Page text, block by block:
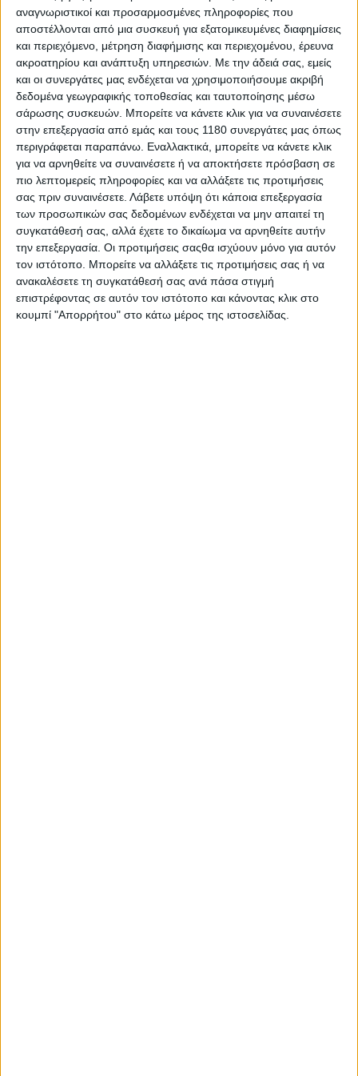
αναγνωριστικοί και προσαρμοσμένες πληροφορίες που
αποστέλλονται από μια συσκευή για εξατομικευμένες διαφημίσεις
και περιεχόμενο, μέτρηση διαφήμισης και περιεχομένου, έρευνα
ακροατηρίου και ανάπτυξη υπηρεσιών. Με την άδειά σας, εμείς
και οι συνεργάτες μας ενδέχεται να χρησιμοποιήσουμε ακριβή
δεδομένα γεωγραφικής τοποθεσίας και ταυτοποίησης μέσω
σάρωσης συσκευών. Μπορείτε να κάνετε κλικ για να συναινέσετε
στην επεξεργασία από εμάς και τους 1180 συνεργάτες μας όπως
περιγράφεται παραπάνω. Εναλλακτικά, μπορείτε να κάνετε κλικ
για να αρνηθείτε να συναινέσετε ή να αποκτήσετε πρόσβαση σε
πιο λεπτομερείς πληροφορίες και να αλλάξετε τις προτιμήσεις
σας πριν συναινέσετε. Λάβετε υπόψη ότι κάποια επεξεργασία
των προσωπικών σας δεδομένων ενδέχεται να μην απαιτεί τη
συγκατάθεσή σας, αλλά έχετε το δικαίωμα να αρνηθείτε αυτήν
την επεξεργασία. Οι προτιμήσεις σαςθα ισχύουν μόνο για αυτόν
τον ιστότοπο. Μπορείτε να αλλάξετε τις προτιμήσεις σας ή να
ανακαλέσετε τη συγκατάθεσή σας ανά πάσα στιγμή
επιστρέφοντας σε αυτόν τον ιστότοπο και κάνοντας κλικ στο
κουμπί "Απορρήτου" στο κάτω μέρος της ιστοσελίδας.
scooter της έκθεσης
Μετά την σειρά των τριών&nbsp;Dragster 125, 200 και 300
κ.εκ, και μετά το extreme Dragster 700 Twin ...
Νέα Μοντέλα
QJMotor: Σκούτερ υβρίδιο με μοτοσυκλέτα από
τους Κινέζους